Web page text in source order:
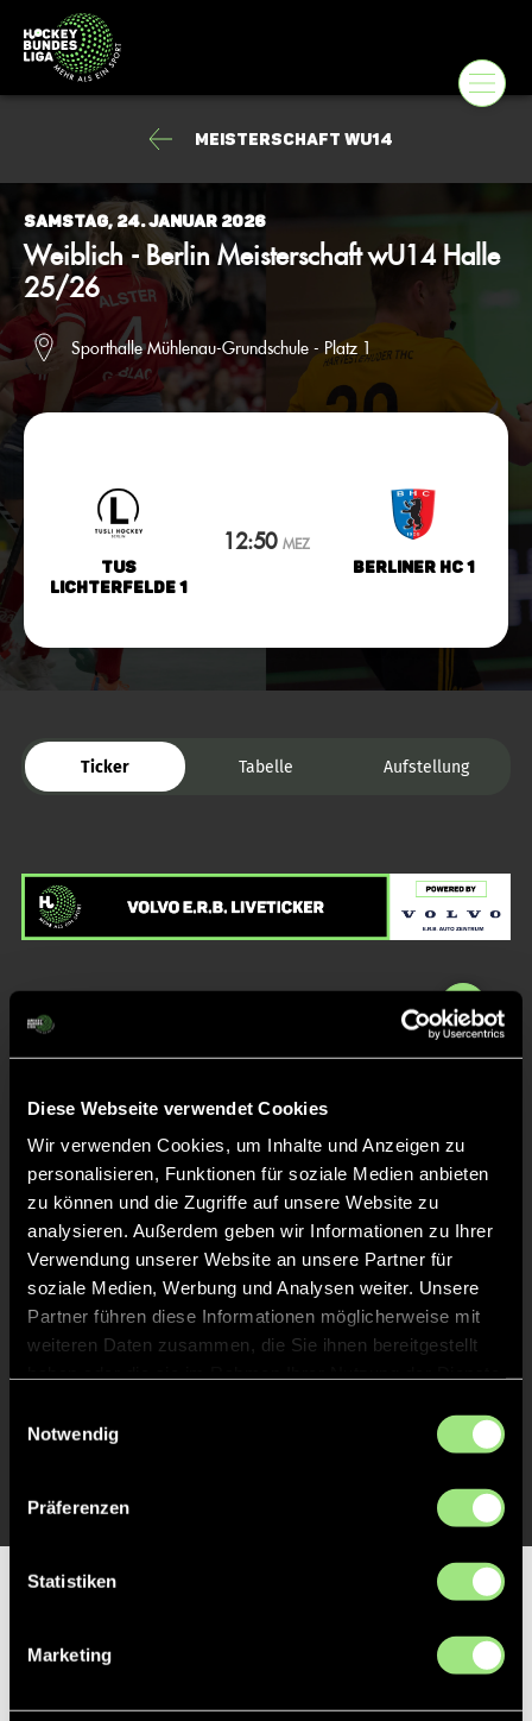
Diese Webseite verwendet Cookies
Wir verwenden Cookies, um Inhalte und Anzeigen zu
personalisieren, Funktionen für soziale Medien anbieten
zu können und die Zugriffe auf unsere Website zu
analysieren. Außerdem geben wir Informationen zu Ihrer
Verwendung unserer Website an unsere Partner für
soziale Medien, Werbung und Analysen weiter. Unsere
Partner führen diese Informationen möglicherweise mit
weiteren Daten zusammen, die Sie ihnen bereitgestellt
Notwendig
Präferenzen
Statistiken
Marketing
Meisterschaft wU14
Samstag, 24. Januar 2026
Weiblich - Berlin Meisterschaft wU14 Halle
25/26
Sporthalle Mühlenau-Grundschule - Platz 1
TuS
Lichterfelde 1
12:50 MEZ
Berliner HC 1
Ticker Tabelle Aufstellung
Liveticker
Partner